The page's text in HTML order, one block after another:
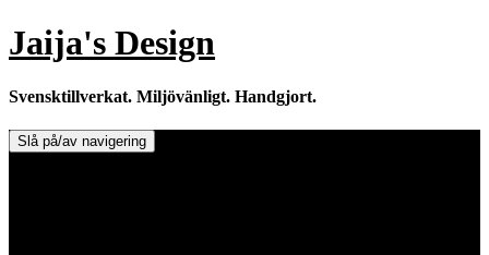
Hoppa
till
Jaija's Design
Svensktillverkat. Miljövänligt. Handgjort.
Slå på/av navigering